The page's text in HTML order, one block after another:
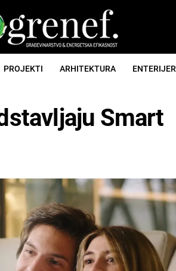
PROJEKTI ARHITEKTURA ENTERIJER
Smart